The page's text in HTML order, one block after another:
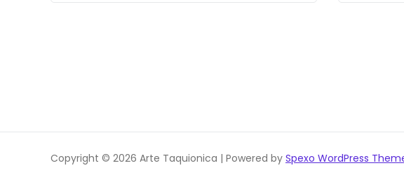
Copyright © 2026 Arte Taquionica | Powered by Spexo WordPress